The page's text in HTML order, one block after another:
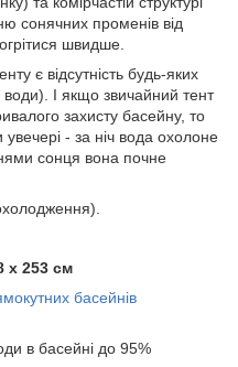
сонячних променів від
швидше.
є відсутність будь-яких
води). І якщо звичайний тент
захисту басейну, то
- за ніч вода охолоне
сонця вона почне
х 253 см
басейнів
в басейні до 95%